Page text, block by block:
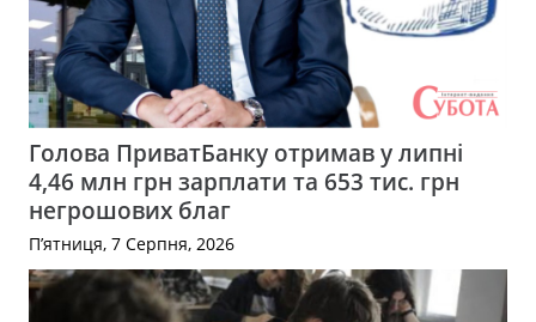
Голова ПриватБанку отримав у липні
4,46 млн грн зарплати та 653 тис. грн
негрошових благ
П’ятниця, 7 Серпня, 2026